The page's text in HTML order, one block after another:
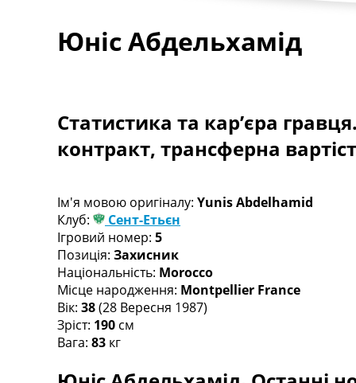
Турніри
Чемпіонат Світу
Англія. Прем’єр-Ліга
Іспанія. Ла Ліга
Ще Турніри >>>
Чемпіонат Світу. Турнирні таблиці
Таблиця УПЛ
Перша Ліга
Таблиця АПЛ
Таблиця Ла Ліги
Таблиця Ліги Чемпіонів
Всі таблиці >>>
Рейтинги
Рейтинг ФІФА
Юніс Абдельхамід
Статистика та кар’єра
контракт, трансферна
Ім'я мовою оригіналу: Yunis Abdelhamid
Клуб:
Сент-Етьєн
Ігровий номер: 5
Позиція: Захисник
Національність: Morocco
Місце народження: Montpellier France
Вік: 38(28 Вересня 1987)
Зріст: 190 см
Вага: 83 кг